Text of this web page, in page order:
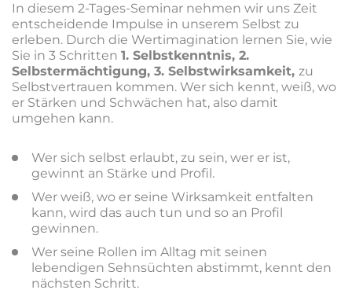
In diesem 2-Tages-Seminar nehmen wir uns Zeit
entscheidende Impulse in unserem Selbst zu
erleben. Durch die Wertimagination lernen Sie, wie
Sie in 3 Schritten 1. Selbstkenntnis, 2.
Selbstermächtigung, 3. Selbstwirksamkeit, zu
Selbstvertrauen kommen. Wer sich kennt, weiß, wo
er Stärken und Schwächen hat, also damit
umgehen kann.
Wer sich selbst erlaubt, zu sein, wer er ist,
gewinnt an Stärke und Profil.
Wer weiß, wo er seine Wirksamkeit entfalten
kann, wird das auch tun und so an Profil
gewinnen.
Wer seine Rollen im Alltag mit seinen
lebendigen Sehnsüchten abstimmt, kennt den
nächsten Schritt.